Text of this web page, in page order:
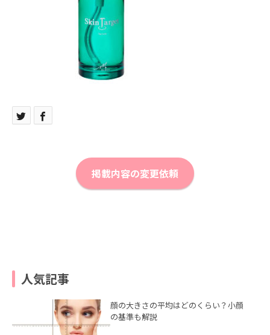
掲載内容の変更依頼
人気記事
顔の大きさの平均はどのくらい？小顔
の基準も解説